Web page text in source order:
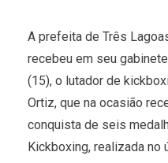
A prefeita de Três
recebeu em seu
(15), o lutador de
Ortiz, que na ocasião
conquista de seis
Kickboxing, realizada no